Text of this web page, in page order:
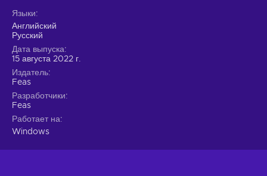
Языки
Английский
Русский
Дата выпуска
15 августа 2022 г.
Издатель
Feas
Разработчики
Feas
Работает на
Windows